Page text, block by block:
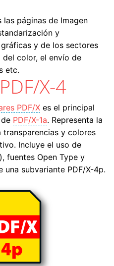
páginas de Imagen
y
y de los sectores
color, el envío de
etc.
X-4
PDF/X es el principal
PDF/X-1a. Representa la
transparencias y colores
Incluye el uso de
), fuentes Open Type y
una subvariante PDF/X-4p.